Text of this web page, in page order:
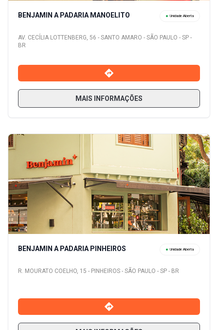
BENJAMIN A PADARIA MANOELITO Unidade Aberta
AV. CECÍLIA LOTTENBERG, 56 - SANTO AMARO - SÃO PAULO - SP -
BR
MAIS INFORMAÇÕES
BENJAMIN A PADARIA PINHEIROS Unidade Aberta
R. MOURATO COELHO, 15 - PINHEIROS - SÃO PAULO - SP - BR